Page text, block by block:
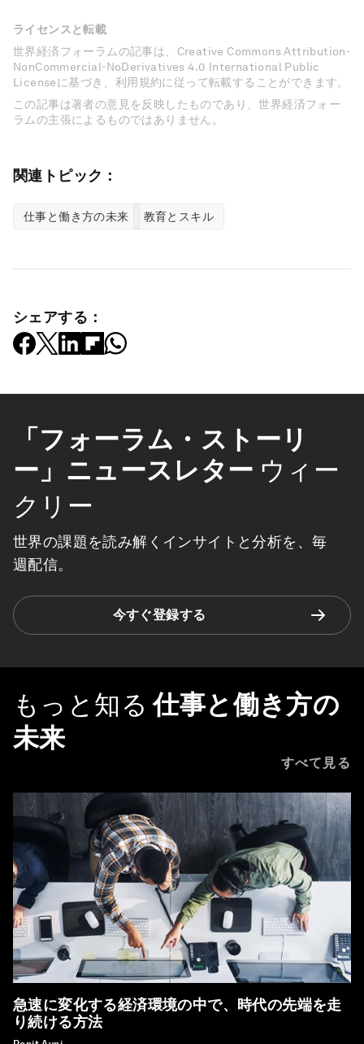
ライセンスと転載
世界経済フォーラムの記事は、Creative Commons Attribution-
NonCommercial-NoDerivatives 4.0 International Public
Licenseに基づき、利用規約に従って転載することができます。
この記事は著者の意見を反映したものであり、世界経済フォー
ラムの主張によるものではありません。
関連トピック：
仕事と働き方の未来 教育とスキル
シェアする：
「フォーラム・ストーリ
ー」ニュースレター ウィー
クリー
世界の課題を読み解くインサイトと分析を、毎
週配信。
今すぐ登録する
もっと知る 仕事と働き方の
未来
すべて見る
急速に変化する経済環境の中で、時代の先端を走
り続ける方法